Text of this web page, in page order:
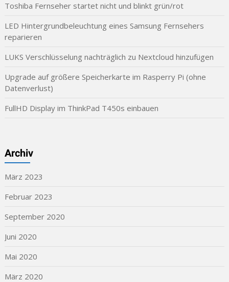
Toshiba Fernseher startet nicht und blinkt grün/rot
LED Hintergrundbeleuchtung eines Samsung Fernsehers
reparieren
LUKS Verschlüsselung nachträglich zu Nextcloud hinzufügen
Upgrade auf größere Speicherkarte im Rasperry Pi (ohne
Datenverlust)
FullHD Display im ThinkPad T450s einbauen
Archiv
März 2023
Februar 2023
September 2020
Juni 2020
Mai 2020
März 2020